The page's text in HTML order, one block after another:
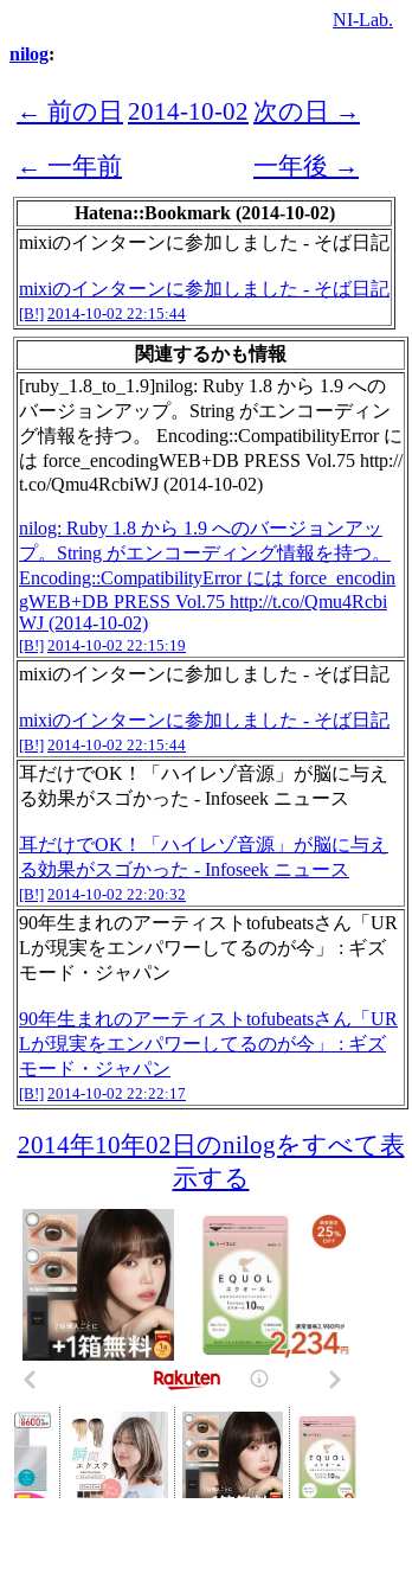
NI-Lab.
nilog:
← 前の日 2014-10-02 次の日 →
← 一年前
一年後 →
Hatena::Bookmark (2014-10-02)
mixiのインターンに参加しました - そば日記
mixiのインターンに参加しました - そば日記
[B!] 2014-10-02 22:15:44
関連するかも情報
[ruby_1.8_to_1.9]nilog: Ruby 1.8 から 1.9 への
バージョンアップ。String がエンコーディン
グ情報を持つ。 Encoding::CompatibilityError に
は force_encodingWEB+DB PRESS Vol.75 http://
t.co/Qmu4RcbiWJ (2014-10-02)
nilog: Ruby 1.8 から 1.9 へのバージョンアッ
プ。String がエンコーディング情報を持つ。
Encoding::CompatibilityError には force_encodin
gWEB+DB PRESS Vol.75 http://t.co/Qmu4Rcbi
WJ (2014-10-02)
[B!] 2014-10-02 22:15:19
mixiのインターンに参加しました - そば日記
mixiのインターンに参加しました - そば日記
[B!] 2014-10-02 22:15:44
耳だけでOK！「ハイレゾ音源」が脳に与え
る効果がスゴかった - Infoseek ニュース
耳だけでOK！「ハイレゾ音源」が脳に与え
る効果がスゴかった - Infoseek ニュース
[B!] 2014-10-02 22:20:32
90年生まれのアーティストtofubeatsさん「UR
Lが現実をエンパワーしてるのが今」 : ギズ
モード・ジャパン
90年生まれのアーティストtofubeatsさん「UR
Lが現実をエンパワーしてるのが今」 : ギズ
モード・ジャパン
[B!] 2014-10-02 22:22:17
2014年10年02日のnilogをすべて表
示する